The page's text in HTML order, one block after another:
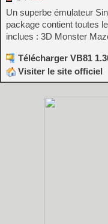
Un superbe émulateur
package contient toutes
inclues : 3D Monster
Télécharger VB81
Visiter le site officiel